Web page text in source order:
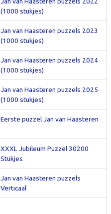
(1000 stukjes)
Jan van Haasteren puzzels 2023
(1000 stukjes)
Jan van Haasteren puzzels 2024
(1000 stukjes)
Jan van Haasteren puzzels 2025
(1000 stukjes)
Eerste puzzel Jan van Haasteren
XXXL Jubileum Puzzel 30200
Stukjes
Jan van Haasteren puzzels
Verticaal